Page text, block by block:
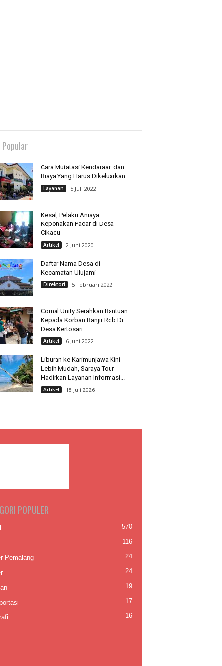
Cara Mutatasi Kendaraan dan
Biaya Yang Harus Dikeluarkan
Layanan 5 Juli 2022
Kesal, Pelaku Aniaya
Keponakan Pacar di Desa
Cikadu
Artikel 2 Juni 2020
Daftar Nama Desa di
Kecamatan Ulujami
Direktori 5 Februari 2022
Comal Unity Serahkan Bantuan
Kepada Korban Banjir Rob Di
Desa Kertosari
Artikel 6 Juni 2022
Liburan ke Karimunjawa Kini
Lebih Mudah, Saraya Tour
Hadirkan Layanan Informasi...
Artikel 18 Juli 2026
POPULER
570
116
Pemalang 24
24
19
17
16